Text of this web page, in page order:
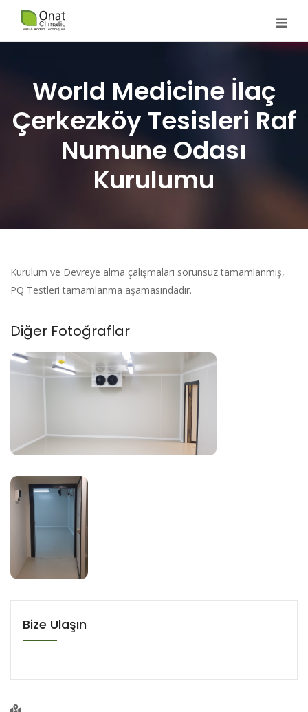
World Medicine İlaç
Çerkezköy Tesisleri Raf
Numune Odası
Kurulumu
Kurulum ve Devreye alma çalışmaları sorunsuz tamamlanmış,
PQ Testleri tamamlanma aşamasındadır.
Diğer Fotoğraflar
Bize Ulaşın